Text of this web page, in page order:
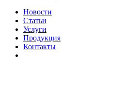
Новости
Статьи
Услуги
Продукция
Контакты